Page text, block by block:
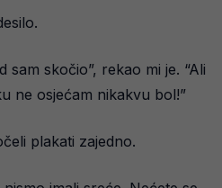
sam skočio”, rekao mi je. “Ali
ne osjećam nikakvu bol!”
plakati zajedno.